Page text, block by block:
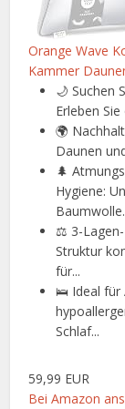
Orange Wave
Kammer
🌙 Suchen
Erleben
🌍
Daunen
🌲
Hygiene:
⚖️ 3-
Struktur
für...
🛌 Ideal
Schlaf...
59,99 EUR
Bei Amazon